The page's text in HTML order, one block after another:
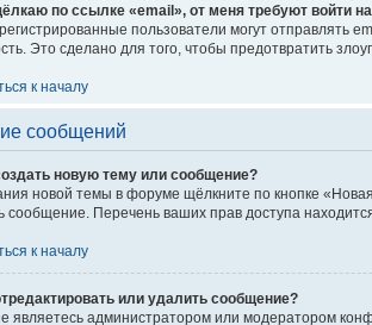
по ссылке «email», от меня требуют войти
пользователи могут отправлять
Это сделано для того, чтобы предотвратить
к началу
сообщений
новую тему или сообщение?
новой темы в форуме щёлкните по кнопке
сообщение. Перечень ваших прав доступа
к началу
или удалить сообщение?
являетесь администратором или модератором